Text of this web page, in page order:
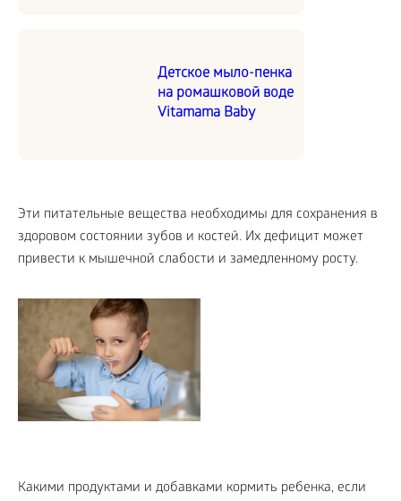
Детское мыло-пенка
на ромашковой воде
Vitamama Baby
Эти питательные вещества необходимы для сохранения в
здоровом состоянии зубов и костей. Их дефицит может
привести к мышечной слабости и замедленному росту.
Какими продуктами и добавками кормить ребенка, если